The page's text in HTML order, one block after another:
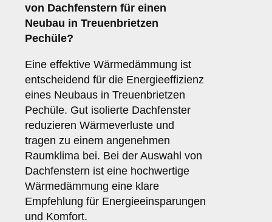
von Dachfenstern für einen
Neubau in Treuenbrietzen
Pechüle?
Eine effektive Wärmedämmung ist
entscheidend für die Energieeffizienz
eines Neubaus in Treuenbrietzen
Pechüle. Gut isolierte Dachfenster
reduzieren Wärmeverluste und
tragen zu einem angenehmen
Raumklima bei. Bei der Auswahl von
Dachfenstern ist eine hochwertige
Wärmedämmung eine klare
Empfehlung für Energieeinsparungen
und Komfort.